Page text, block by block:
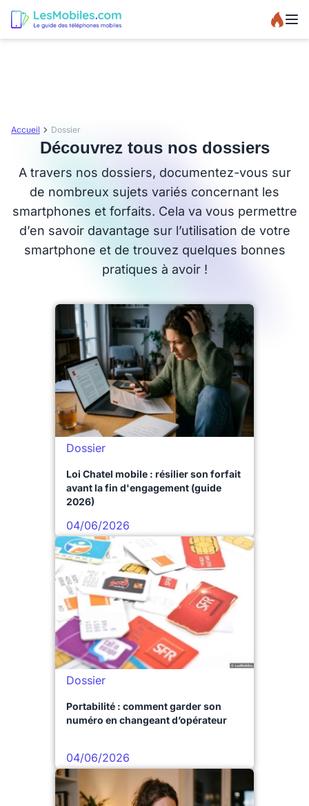
Accueil Dossier
Découvrez tous nos dossiers
A travers nos dossiers, documentez-vous sur
de nombreux sujets variés concernant les
smartphones et forfaits. Cela va vous permettre
d’en savoir davantage sur l’utilisation de votre
smartphone et de trouvez quelques bonnes
pratiques à avoir !
Dossier
Loi Chatel mobile : résilier son forfait
avant la fin d'engagement (guide
2026)
04/06/2026
Dossier
Portabilité : comment garder son
numéro en changeant d’opérateur
04/06/2026